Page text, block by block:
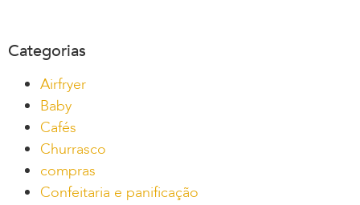
Categorias
Airfryer
Baby
Cafés
Churrasco
compras
Confeitaria e panificação